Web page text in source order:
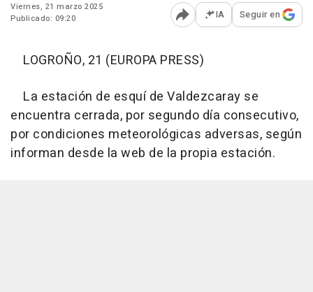
Viernes, 21 marzo 2025
Publicado: 09:20
Abrir opciones para
IA Seguir en
LOGROÑO, 21 (EUROPA PRESS)
La estación de esquí de Valdezcaray se
encuentra cerrada, por segundo día consecutivo,
por condiciones meteorológicas adversas, según
informan desde la web de la propia estación.